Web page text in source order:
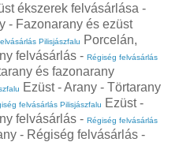
ékszerek felvásárlása -
- Fazonarany és ezüst
Pilisjászfalu
Porcelán,
felvásárlás - Régiség felvásárlás
és fazonarany
Ezüst - Arany - Törtarany
felvásárlás Pilisjászfalu
Ezüst -
felvásárlás - Régiség felvásárlás
- Régiség felvásárlás -